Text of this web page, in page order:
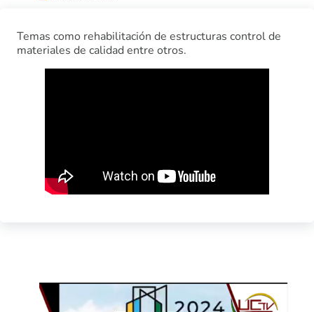
Temas como rehabilitación de estructuras control de
materiales de calidad entre otros.